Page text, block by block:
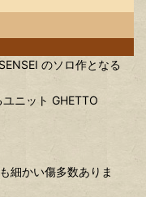
のソロ作となる
ニット GHETTO
細かい傷多数ありま